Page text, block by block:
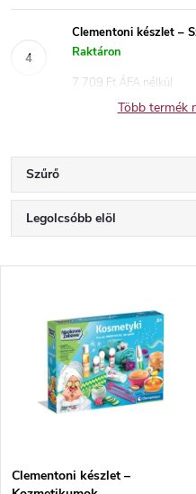
Clementoni készlet –
Raktáron
7 709 Ft ÁFA nélkül
Több termék
Szűrő
T
e
Legolcsóbb elöl
ABC szerint
m
é
Clementoni készlet –